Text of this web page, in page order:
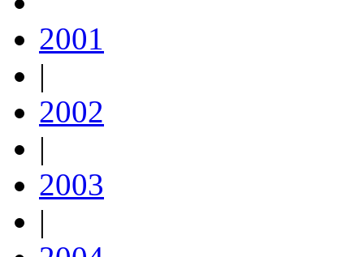
2001
|
2002
|
2003
|